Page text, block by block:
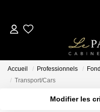
Accueil Professionnels
Transport/Cars
Modifier les